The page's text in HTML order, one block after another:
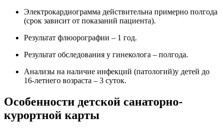
Электрокардиограмма действительна примерно полгода
(срок зависит от показаний пациента).
Результат флюорографии – 1 год.
Результат обследования у гинеколога – полгода.
Анализы на наличие инфекций (патологий)у детей до
16-летнего возраста – 3 суток.
Особенности детской санаторно-
курортной карты